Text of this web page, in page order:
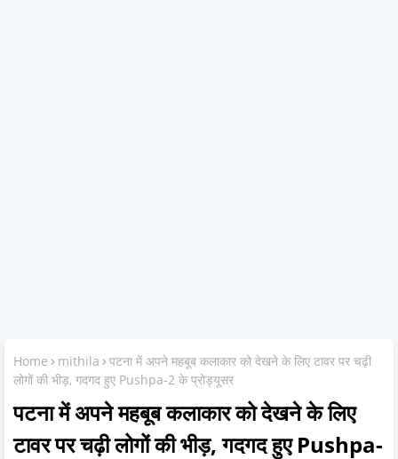
Home mithila
पटना में अपने महबूब कलाकार को देखने के लिए टावर पर चढ़ी
लोगों की भीड़, गदगद हुए Pushpa-2 के प्रोड्यूसर
पटना में अपने महबूब कलाकार को देखने के लिए
टावर पर चढ़ी लोगों की भीड़, गदगद हुए Pushpa-